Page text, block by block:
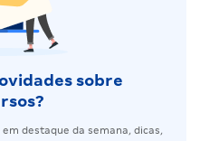
sobre
destaque da semana, dicas,